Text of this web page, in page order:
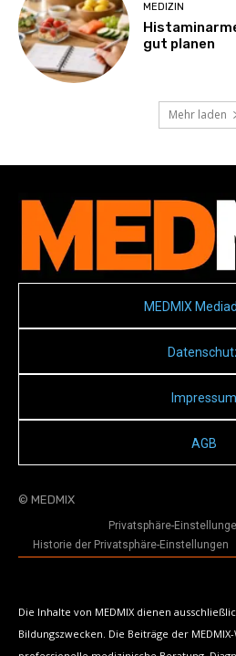
MEDIZIN
gut planen
Mehr laden
MEDMIX
Impressum
AGB
© MEDMIX
Privatsphäre-
Historie der Privatsphäre-Einstellungen
Die Inhalte von MEDMIX dienen
Bildungszwecken. Die Beiträge der